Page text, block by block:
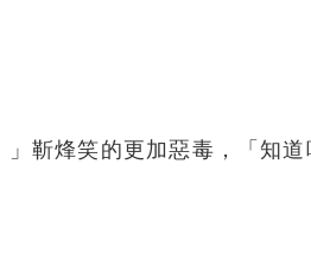
烽笑的更加惡毒，「知道